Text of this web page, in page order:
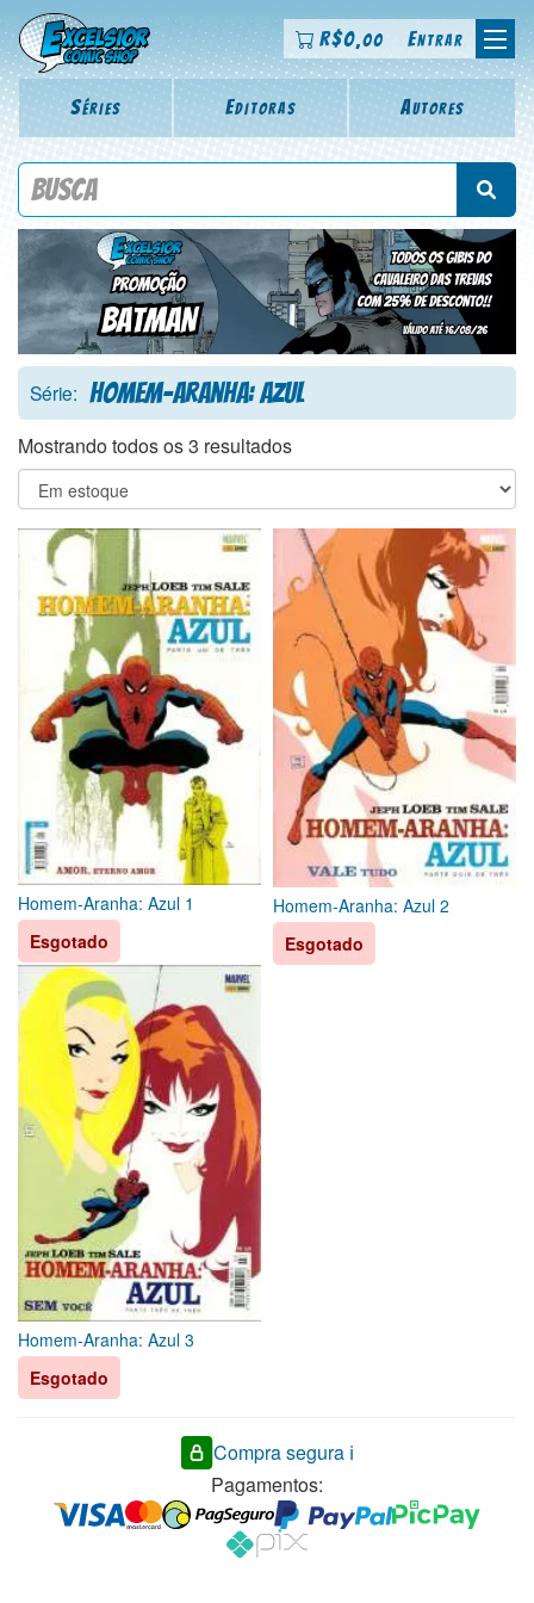
R$0,00 Entrar
Séries Editoras Autores
Procure por título da revista, personagem, série, escritor,
Série: Homem-Aranha: Azul
Mostrando todos os 3 resultados
Homem-Aranha: Azul 1
Esgotado
Homem-Aranha: Azul 2
Esgotado
Homem-Aranha: Azul 3
Esgotado
Compra segura ℹ️
Pagamentos: